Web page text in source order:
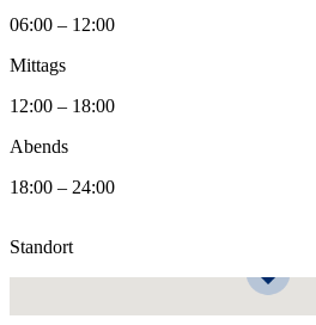
06:00 – 12:00
Mittags
12:00 – 18:00
Abends
18:00 – 24:00
Standort